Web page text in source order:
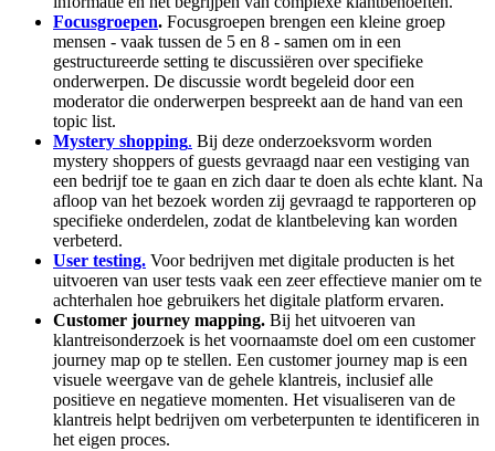
Focusgroepen. Focusgroepen brengen een kleine groep
mensen - vaak tussen de 5 en 8 - samen om in een
gestructureerde setting te discussiëren over specifieke
onderwerpen. De discussie wordt begeleid door een
moderator die onderwerpen bespreekt aan de hand van een
topic list.
Mystery shopping. Bij deze onderzoeksvorm worden
mystery shoppers of guests gevraagd naar een vestiging van
een bedrijf toe te gaan en zich daar te doen als echte klant. Na
afloop van het bezoek worden zij gevraagd te rapporteren op
specifieke onderdelen, zodat de klantbeleving kan worden
verbeterd.
User testing. Voor bedrijven met digitale producten is het
uitvoeren van user tests vaak een zeer effectieve manier om te
achterhalen hoe gebruikers het digitale platform ervaren.
Customer journey mapping. Bij het uitvoeren van
klantreisonderzoek is het voornaamste doel om een customer
journey map op te stellen. Een customer journey map is een
visuele weergave van de gehele klantreis, inclusief alle
positieve en negatieve momenten. Het visualiseren van de
klantreis helpt bedrijven om verbeterpunten te identificeren in
het eigen proces.